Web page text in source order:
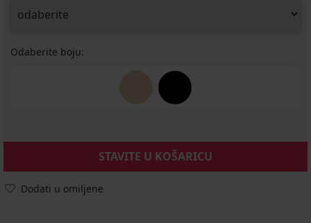
Odaberite boju:
STAVITE U KOŠARICU
Dodati u omiljene